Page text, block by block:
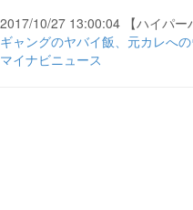
2017/10/27 13:00:04 【ハイパー
ギャングのヤバイ飯、元カレへ
マイナビニュース